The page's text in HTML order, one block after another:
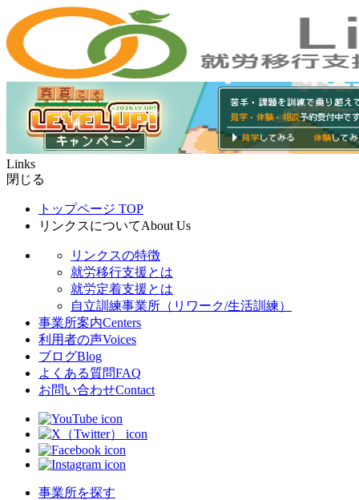
Links
閉じる
トップページ TOP
リンクスについてAbout Us
リンクスの特徴
就労移行支援とは
就労定着支援とは
自立訓練事業所（リワーク/生活訓練）
事業所案内Centers
利用者の声Voices
ブログBlog
よくある質問FAQ
お問い合わせContact
事業所を探す